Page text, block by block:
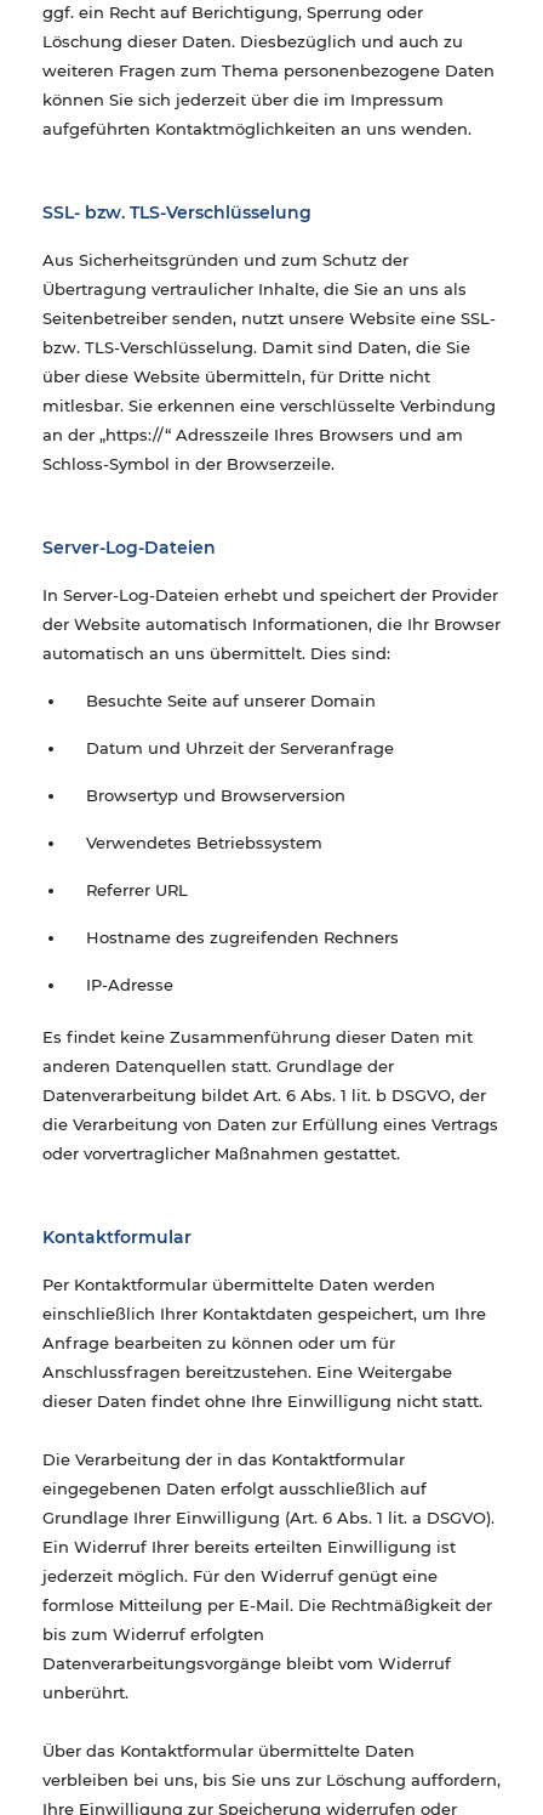
ggf. ein Recht auf Berichtigung, Sperrung oder
Löschung dieser Daten. Diesbezüglich und auch zu
weiteren Fragen zum Thema personenbezogene Daten
können Sie sich jederzeit über die im Impressum
aufgeführten Kontaktmöglichkeiten an uns wenden.
SSL- bzw. TLS-Verschlüsselung
Aus Sicherheitsgründen und zum Schutz der
Übertragung vertraulicher Inhalte, die Sie an uns als
Seitenbetreiber senden, nutzt unsere Website eine SSL-
bzw. TLS-Verschlüsselung. Damit sind Daten, die Sie
über diese Website übermitteln, für Dritte nicht
mitlesbar. Sie erkennen eine verschlüsselte Verbindung
an der „https://“ Adresszeile Ihres Browsers und am
Schloss-Symbol in der Browserzeile.
​Server-Log-Dateien
In Server-Log-Dateien erhebt und speichert der Provider
der Website automatisch Informationen, die Ihr Browser
automatisch an uns übermittelt. Dies sind:
Besuchte Seite auf unserer Domain
Datum und Uhrzeit der Serveranfrage
Browsertyp und Browserversion
Verwendetes Betriebssystem
Referrer URL
Hostname des zugreifenden Rechners
IP-Adresse
Es findet keine Zusammenführung dieser Daten mit
anderen Datenquellen statt. Grundlage der
Datenverarbeitung bildet Art. 6 Abs. 1 lit. b DSGVO, der
die Verarbeitung von Daten zur Erfüllung eines Vertrags
oder vorvertraglicher Maßnahmen gestattet.
Kontaktformular
Per Kontaktformular übermittelte Daten werden
einschließlich Ihrer Kontaktdaten gespeichert, um Ihre
Anfrage bearbeiten zu können oder um für
Anschlussfragen bereitzustehen. Eine Weitergabe
dieser Daten findet ohne Ihre Einwilligung nicht statt.
Die Verarbeitung der in das Kontaktformular
eingegebenen Daten erfolgt ausschließlich auf
Grundlage Ihrer Einwilligung (Art. 6 Abs. 1 lit. a DSGVO).
Ein Widerruf Ihrer bereits erteilten Einwilligung ist
jederzeit möglich. Für den Widerruf genügt eine
formlose Mitteilung per E-Mail. Die Rechtmäßigkeit der
bis zum Widerruf erfolgten
Datenverarbeitungsvorgänge bleibt vom Widerruf
unberührt.
Über das Kontaktformular übermittelte Daten
verbleiben bei uns, bis Sie uns zur Löschung auffordern,
Ihre Einwilligung zur Speicherung widerrufen oder